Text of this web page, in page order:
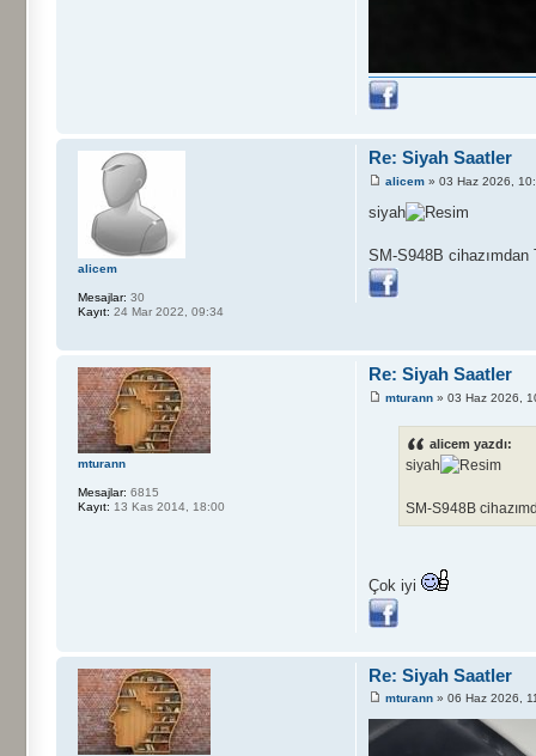
Re: Siyah Saatler
alicem » 03 Haz 2026,
siyah
SM-S948B cihazımdan
alicem
Mesajlar: 30
Kayıt: 24 Mar 2022, 09:34
Re: Siyah Saatler
mturann » 03 Haz 2026,
alicem yazdı:
siyah
SM-S948B
Çok iyi
mturann
Mesajlar: 6815
Kayıt: 13 Kas 2014, 18:00
Re: Siyah Saatler
mturann » 06 Haz 2026,